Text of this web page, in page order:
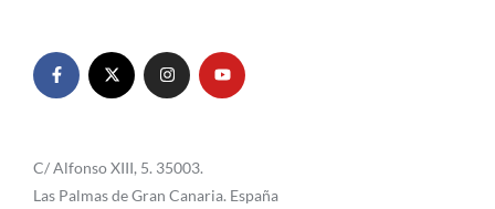
C/ Alfonso XIII, 5. 35003.
Las Palmas de Gran Canaria. España